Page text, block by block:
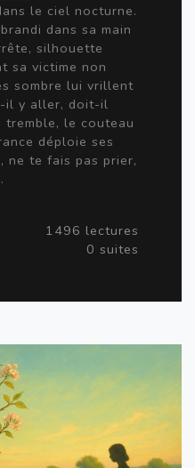
le ciel nocturne.
dans sa main
silhouette
sa victime non
sombre lui vrillent
il y aller, doit-il
tremble, le couteau
déploie ses
ne te fais pas prier,
1496 lectures
0 suites